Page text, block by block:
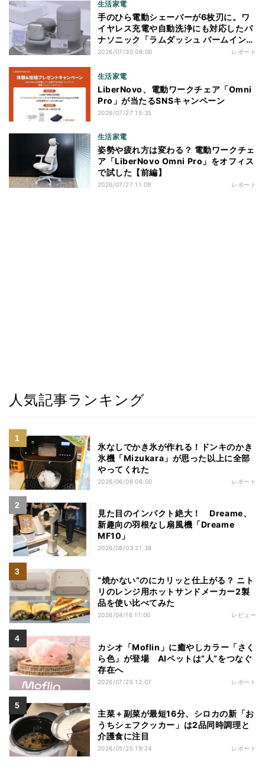
生活家電
手のひら電動シェーバーが6枚刃に。ワ
イヤレス充電や自動洗浄にも対応したパ
ナソニック「ラムダッシュ パームイン
プロ」を体験
2026/07/30 06:00 レポート
生活家電
LiberNovo、電動ワークチェア「Omni
Pro」が当たるSNSキャンペーン
2026/07/27 15:35
生活家電
姿勢や疲れ方は変わる？ 電動ワークチェ
ア「LiberNovo Omni Pro」をオフィス
で試した【前編】
2026/07/27 11:09 レポート
人気記事ランキング
氷なしでかき氷が作れる！ドンキのかき
氷機「Mizukara」が思った以上に全部
やってくれた
2026/06/06 06:00 レポート
見た目のインパクト絶大！ Dreame、
新趣向の羽根なし扇風機「Dreame
MF10」
2026/08/03 21:38
“焼かない”のにカリッと仕上がる？ ニト
リのレンジ用ホットサンドメーカー2製
品を使い比べてみた
2026/04/16 11:00 レビュー
カシオ「Moflin」に癒やしカラー「さく
ら色」が登場 AIペットは“人”をつなぐ
存在へ
2026/07/25 12:07 レポート
主菜＋副菜が最短16分、シロカの新「お
うちシェフクッカー」は2品同時調理と
介護食に注目
2026/05/25 19:24 レポート